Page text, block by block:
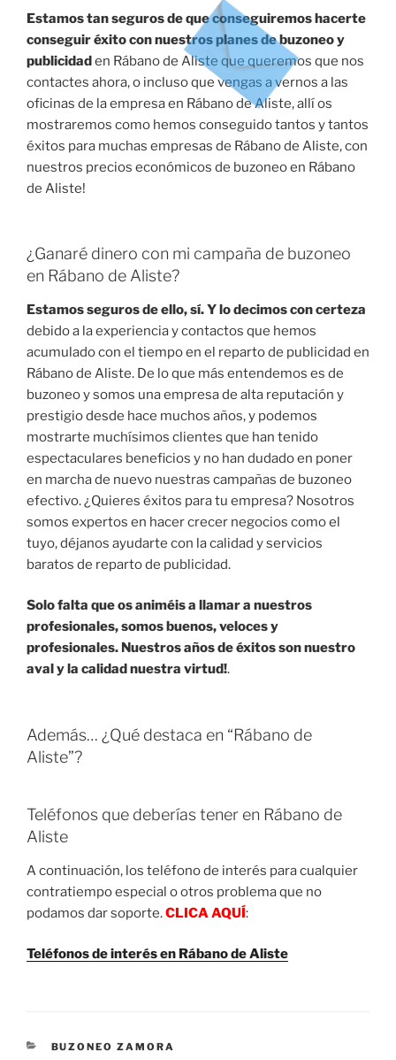
Estamos tan seguros de que conseguiremos hacerte
conseguir éxito con nuestros planes de buzoneo y
publicidaden Rábano de Aliste que queremos que nos
contactes ahora, o incluso que vengas a vernos a las
oficinas de la empresa en Rábano de Aliste, allí os
mostraremos como hemos conseguido tantos y tantos
éxitos para muchas empresas de Rábano de Aliste, con
nuestros precios económicos de buzoneo en Rábano
de Aliste!
¿Ganaré dinero con mi campaña de buzoneo
en Rábano de Aliste?
Estamos seguros de ello, sí. Y lo decimos con certeza
debido a la experiencia y contactos que hemos
acumulado con el tiempo en el reparto de publicidad en
Rábano de Aliste. De lo que más entendemos es de
buzoneo y somos una empresa de alta reputación y
prestigio desde hace muchos años, y podemos
mostrarte muchísimos clientes que han tenido
espectaculares beneficios y no han dudado en poner
en marcha de nuevo nuestras campañas de buzoneo
efectivo. ¿Quieres éxitos para tu empresa? Nosotros
somos expertos en hacer crecer negocios como el
tuyo, déjanos ayudarte con la calidad y servicios
baratos de reparto de publicidad.
Solo falta que os animéis a llamar a nuestros
profesionales, somos buenos, veloces y
profesionales. Nuestros años de éxitos son nuestro
aval y la calidad nuestra virtud!.
Además… ¿Qué destaca en “Rábano de
Aliste”?
Teléfonos que deberías tener en Rábano de
Aliste
A continuación, los teléfono de interés para cualquier
contratiempo especial o otros problema que no
podamos dar soporte.CLICA AQUÍ:
Teléfonos de interés en Rábano de Aliste
CATEGORIES
BUZONEO ZAMORA